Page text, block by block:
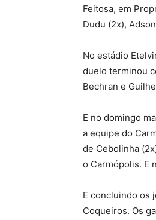
Feitosa, em
Dudu (2x),
No estádio
duelo terminou
Bechran e
E no domingo
a equipe do
de Cebolinha
o Carmópolis. E
E concluindo os
Coqueiros. Os